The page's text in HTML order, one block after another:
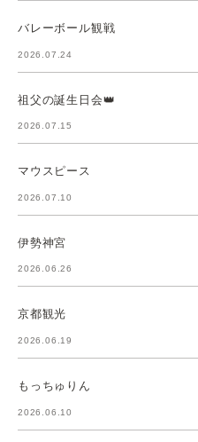
バレーボール観戦
2026.07.24
祖父の誕生日会👑
2026.07.15
マウスピース
2026.07.10
伊勢神宮
2026.06.26
京都観光
2026.06.19
もっちゅりん
2026.06.10